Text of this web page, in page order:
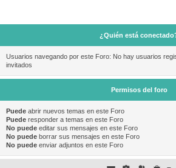
¿Quién está
Usuarios navegando por este Foro: No hay usuarios
invitados
Permisos del foro
Puede abrir nuevos temas en este Foro
Puede responder a temas en este Foro
No puede editar sus mensajes en este Foro
No puede borrar sus mensajes en este Foro
No puede enviar adjuntos en este Foro